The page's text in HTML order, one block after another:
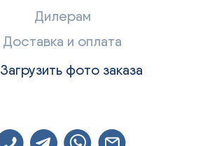
Загрузить фото заказа
Дилерам
Доставка и оплата